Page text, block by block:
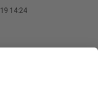
14:24
und